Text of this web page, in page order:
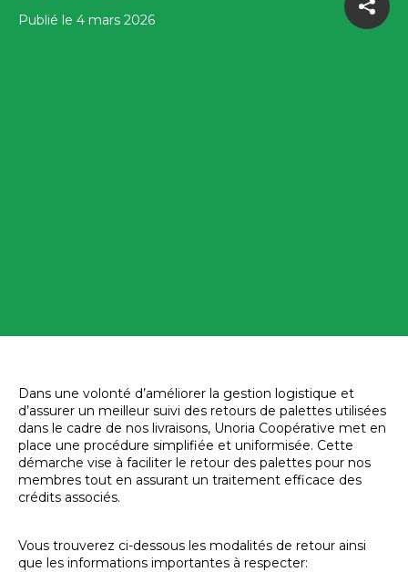
Publié le 4 mars 2026
Dans une volonté d’améliorer la gestion logistique et
d’assurer un meilleur suivi des retours de palettes utilisées
dans le cadre de nos livraisons, Unoria Coopérative met en
place une procédure simplifiée et uniformisée. Cette
démarche vise à faciliter le retour des palettes pour nos
membres tout en assurant un traitement efficace des
crédits associés.
Vous trouverez ci-dessous les modalités de retour ainsi
que les informations importantes à respecter: